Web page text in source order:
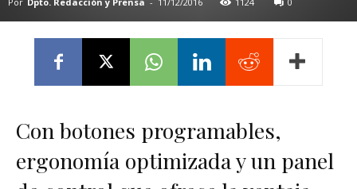
Con botones programables,
ergonomía optimizada y un panel